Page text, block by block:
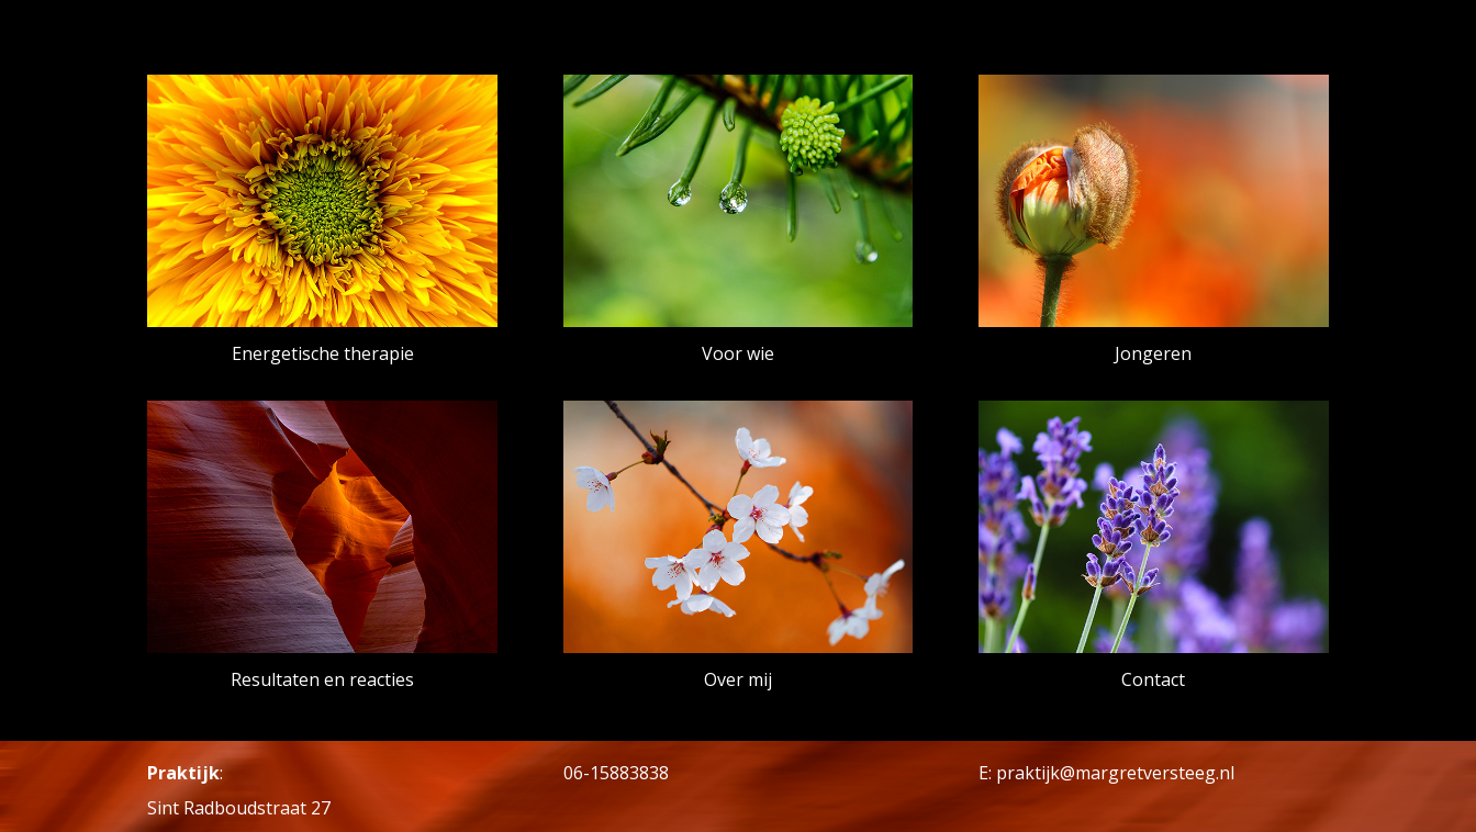
Energetische therapie Voor wie Jongeren
Resultaten en reacties Over mij Contact
Praktijk:
Sint Radboudstraat 27
06-15883838 E: praktijk@margretversteeg.nl